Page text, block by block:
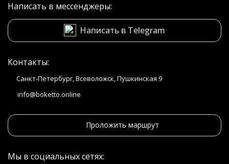
Написать в мессенджеры:
Написать в Telegram
Контакты:
Санкт-Петербург, Всеволожск, Пушкинская 9
info@boketto.online
Проложить маршрут
Мы в социальных сетях: